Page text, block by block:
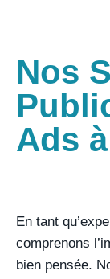
Nos
Ads
En tant
comprenons
bien pensée.